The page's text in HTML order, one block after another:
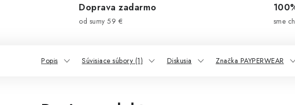
Doprava zadarmo
od sumy 59 € sme
Popis Súvisiace súbory (1) Diskusia Značka PAYPERWEAR